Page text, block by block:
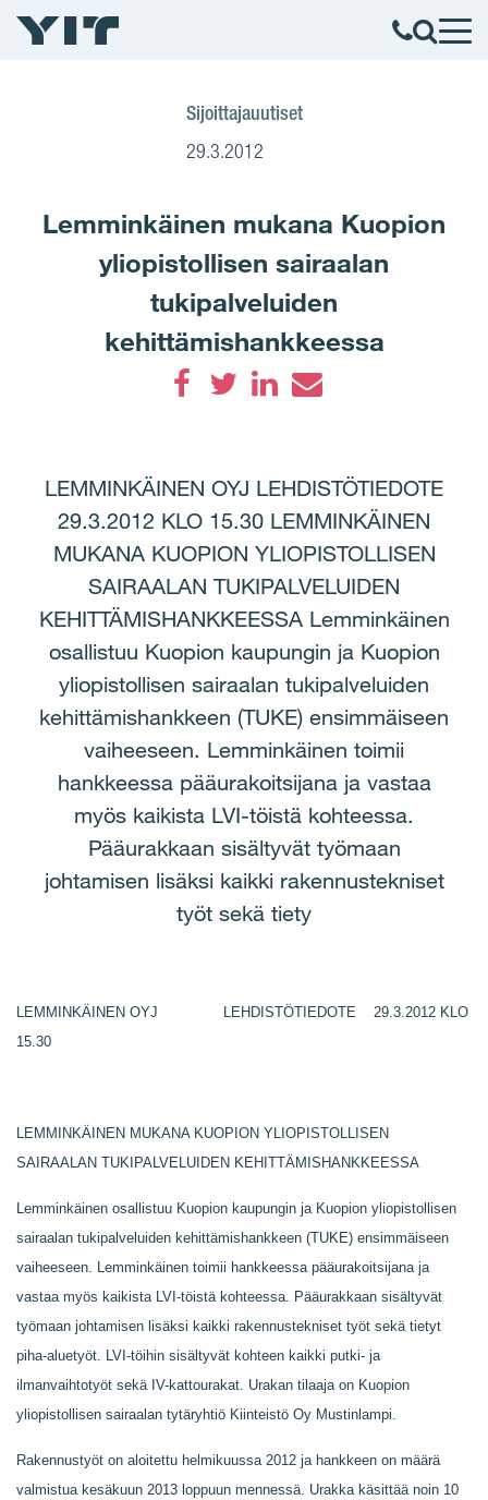
Sijoittajauutiset
29.3.2012
Lemminkäinen mukana Kuopion
yliopistollisen sairaalan
tukipalveluiden
kehittämishankkeessa
LEMMINKÄINEN OYJ LEHDISTÖTIEDOTE
29.3.2012 KLO 15.30 LEMMINKÄINEN
MUKANA KUOPION YLIOPISTOLLISEN
SAIRAALAN TUKIPALVELUIDEN
KEHITTÄMISHANKKEESSA Lemminkäinen
osallistuu Kuopion kaupungin ja Kuopion
yliopistollisen sairaalan tukipalveluiden
kehittämishankkeen (TUKE) ensimmäiseen
vaiheeseen. Lemminkäinen toimii
hankkeessa pääurakoitsijana ja vastaa
myös kaikista LVI-töistä kohteessa.
Pääurakkaan sisältyvät työmaan
johtamisen lisäksi kaikki rakennustekniset
työt sekä tiety
LEMMINKÄINEN OYJ LEHDISTÖTIEDOTE 29.3.2012 KLO
15.30
LEMMINKÄINEN MUKANA KUOPION YLIOPISTOLLISEN
SAIRAALAN TUKIPALVELUIDEN KEHITTÄMISHANKKEESSA
Lemminkäinen osallistuu Kuopion kaupungin ja Kuopion yliopistollisen
sairaalan tukipalveluiden kehittämishankkeen (TUKE) ensimmäiseen
vaiheeseen. Lemminkäinen toimii hankkeessa pääurakoitsijana ja
vastaa myös kaikista LVI-töistä kohteessa. Pääurakkaan sisältyvät
työmaan johtamisen lisäksi kaikki rakennustekniset työt sekä tietyt
piha-aluetyöt. LVI-töihin sisältyvät kohteen kaikki putki- ja
ilmanvaihtotyöt sekä IV-kattourakat. Urakan tilaaja on Kuopion
yliopistollisen sairaalan tytäryhtiö Kiinteistö Oy Mustinlampi.
Rakennustyöt on aloitettu helmikuussa 2012 ja hankkeen on määrä
valmistua kesäkuun 2013 loppuun mennessä. Urakka käsittää noin 10